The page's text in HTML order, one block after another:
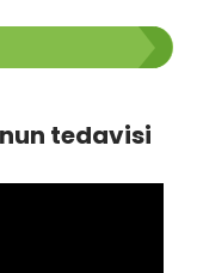
tedavisi